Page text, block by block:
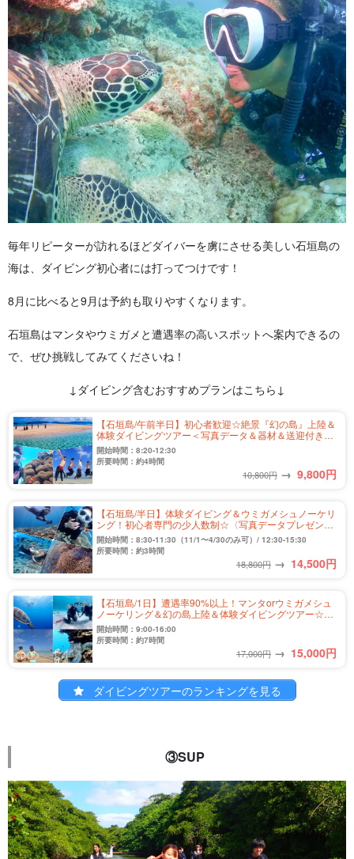
毎年リピーターが訪れるほどダイバーを虜にさせる美しい石垣島の
海は、ダイビング初心者には打ってつけです！
8月に比べると9月は予約も取りやすくなります。
石垣島はマンタやウミガメと遭遇率の高いスポットへ案内できるの
で、ぜひ挑戦してみてくださいね！
↓ダイビング含むおすすめプランはこちら↓
【石垣島/午前半日】初心者歓迎☆絶景『幻の島』上陸＆
体験ダイビングツアー＜写真データ＆器材＆送迎付き＞
前日18時までキャンセル料無料♪（No.341）
開始時間：8:20-12:30
所要時間：約4時間
10,800円 → 9,800円
【石垣島/半日】体験ダイビング＆ウミガメシュノーケリ
ング！初心者専門の少人数制☆〈写真データプレゼン
ト〉（No.477）
開始時間：8:30-11:30（11/1〜4/30のみ可）/ 12:30-15:30
所要時間：約3時間
18,800円 → 14,500円
【石垣島/1日】遭遇率90%以上！マンタorウミガメシュ
ノーケリング＆幻の島上陸＆体験ダイビングツアー☆初
心者歓迎＜水中写真＆送迎付き＞少人数制で安心
♪（No.525）
開始時間：9:00-16:00
所要時間：約7時間
17,000円 → 15,000円
ダイビングツアーのランキングを見る
③SUP